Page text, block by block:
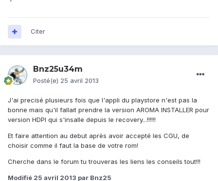
Citer
Bnz25u34m
Posté(e) 25 avril 2013
J'ai precisé plusieurs fois que l'appli du playstore n'est pas la
bonne mais qu'il fallait prendre la version AROMA INSTALLER pour
version HDPI qui s'insalle depuis le recovery...!!!!!!
Et faire attention au debut après avoir accepté les CGU, de
choisir comme il faut la base de votre rom!
Cherche dans le forum tu trouveras les liens les conseils tout!!!
Modifié 25 avril 2013 par Bnz25